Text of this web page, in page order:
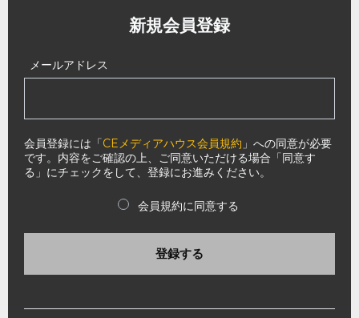
新規会員登録
メールアドレス
会員登録には「CEメディアハウス会員規約 」への同意が必要
です。内容をご確認の上、ご同意いただける場合「同意す
る」にチェックをして、登録にお進みください。
会員規約に同意する
登録する